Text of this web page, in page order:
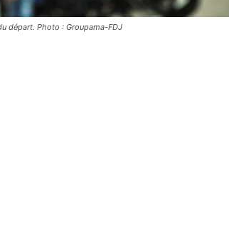
départ. Photo : Groupama-FDJ